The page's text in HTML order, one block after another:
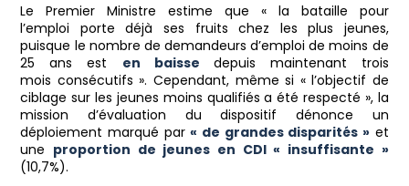
Le Premier Ministre estime que « la bataille pour
l’emploi porte déjà ses fruits chez les plus jeunes,
puisque le nombre de demandeurs d’emploi de moins de
25 ans est en baisse
depuis maintenant trois
mois consécutifs ». Cependant, même si « l’objectif de
ciblage sur les jeunes moins qualifiés a été respecté », la
mission d’évaluation du dispositif dénonce un
déploiement marqué par« de grandes disparités »et
une proportion de jeunes en CDI « insuffisante »
(10,7%).